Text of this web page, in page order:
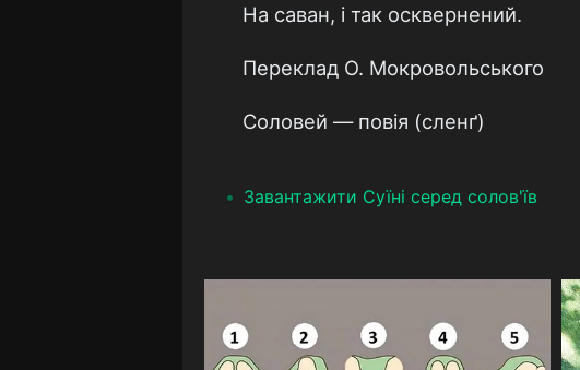
На саван, і так осквернений.
Переклад О. Мокровольського
Соловей — повія (сленґ)
Завантажити Суїні серед солов'їв